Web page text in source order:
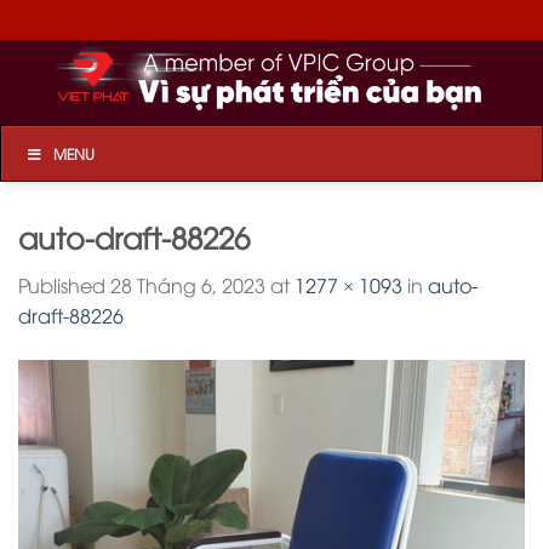
to
content
MENU
auto-draft-88226
Published 28 Tháng 6, 2023 at 1277 × 1093 in auto-
draft-88226